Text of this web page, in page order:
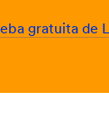
gratuita de